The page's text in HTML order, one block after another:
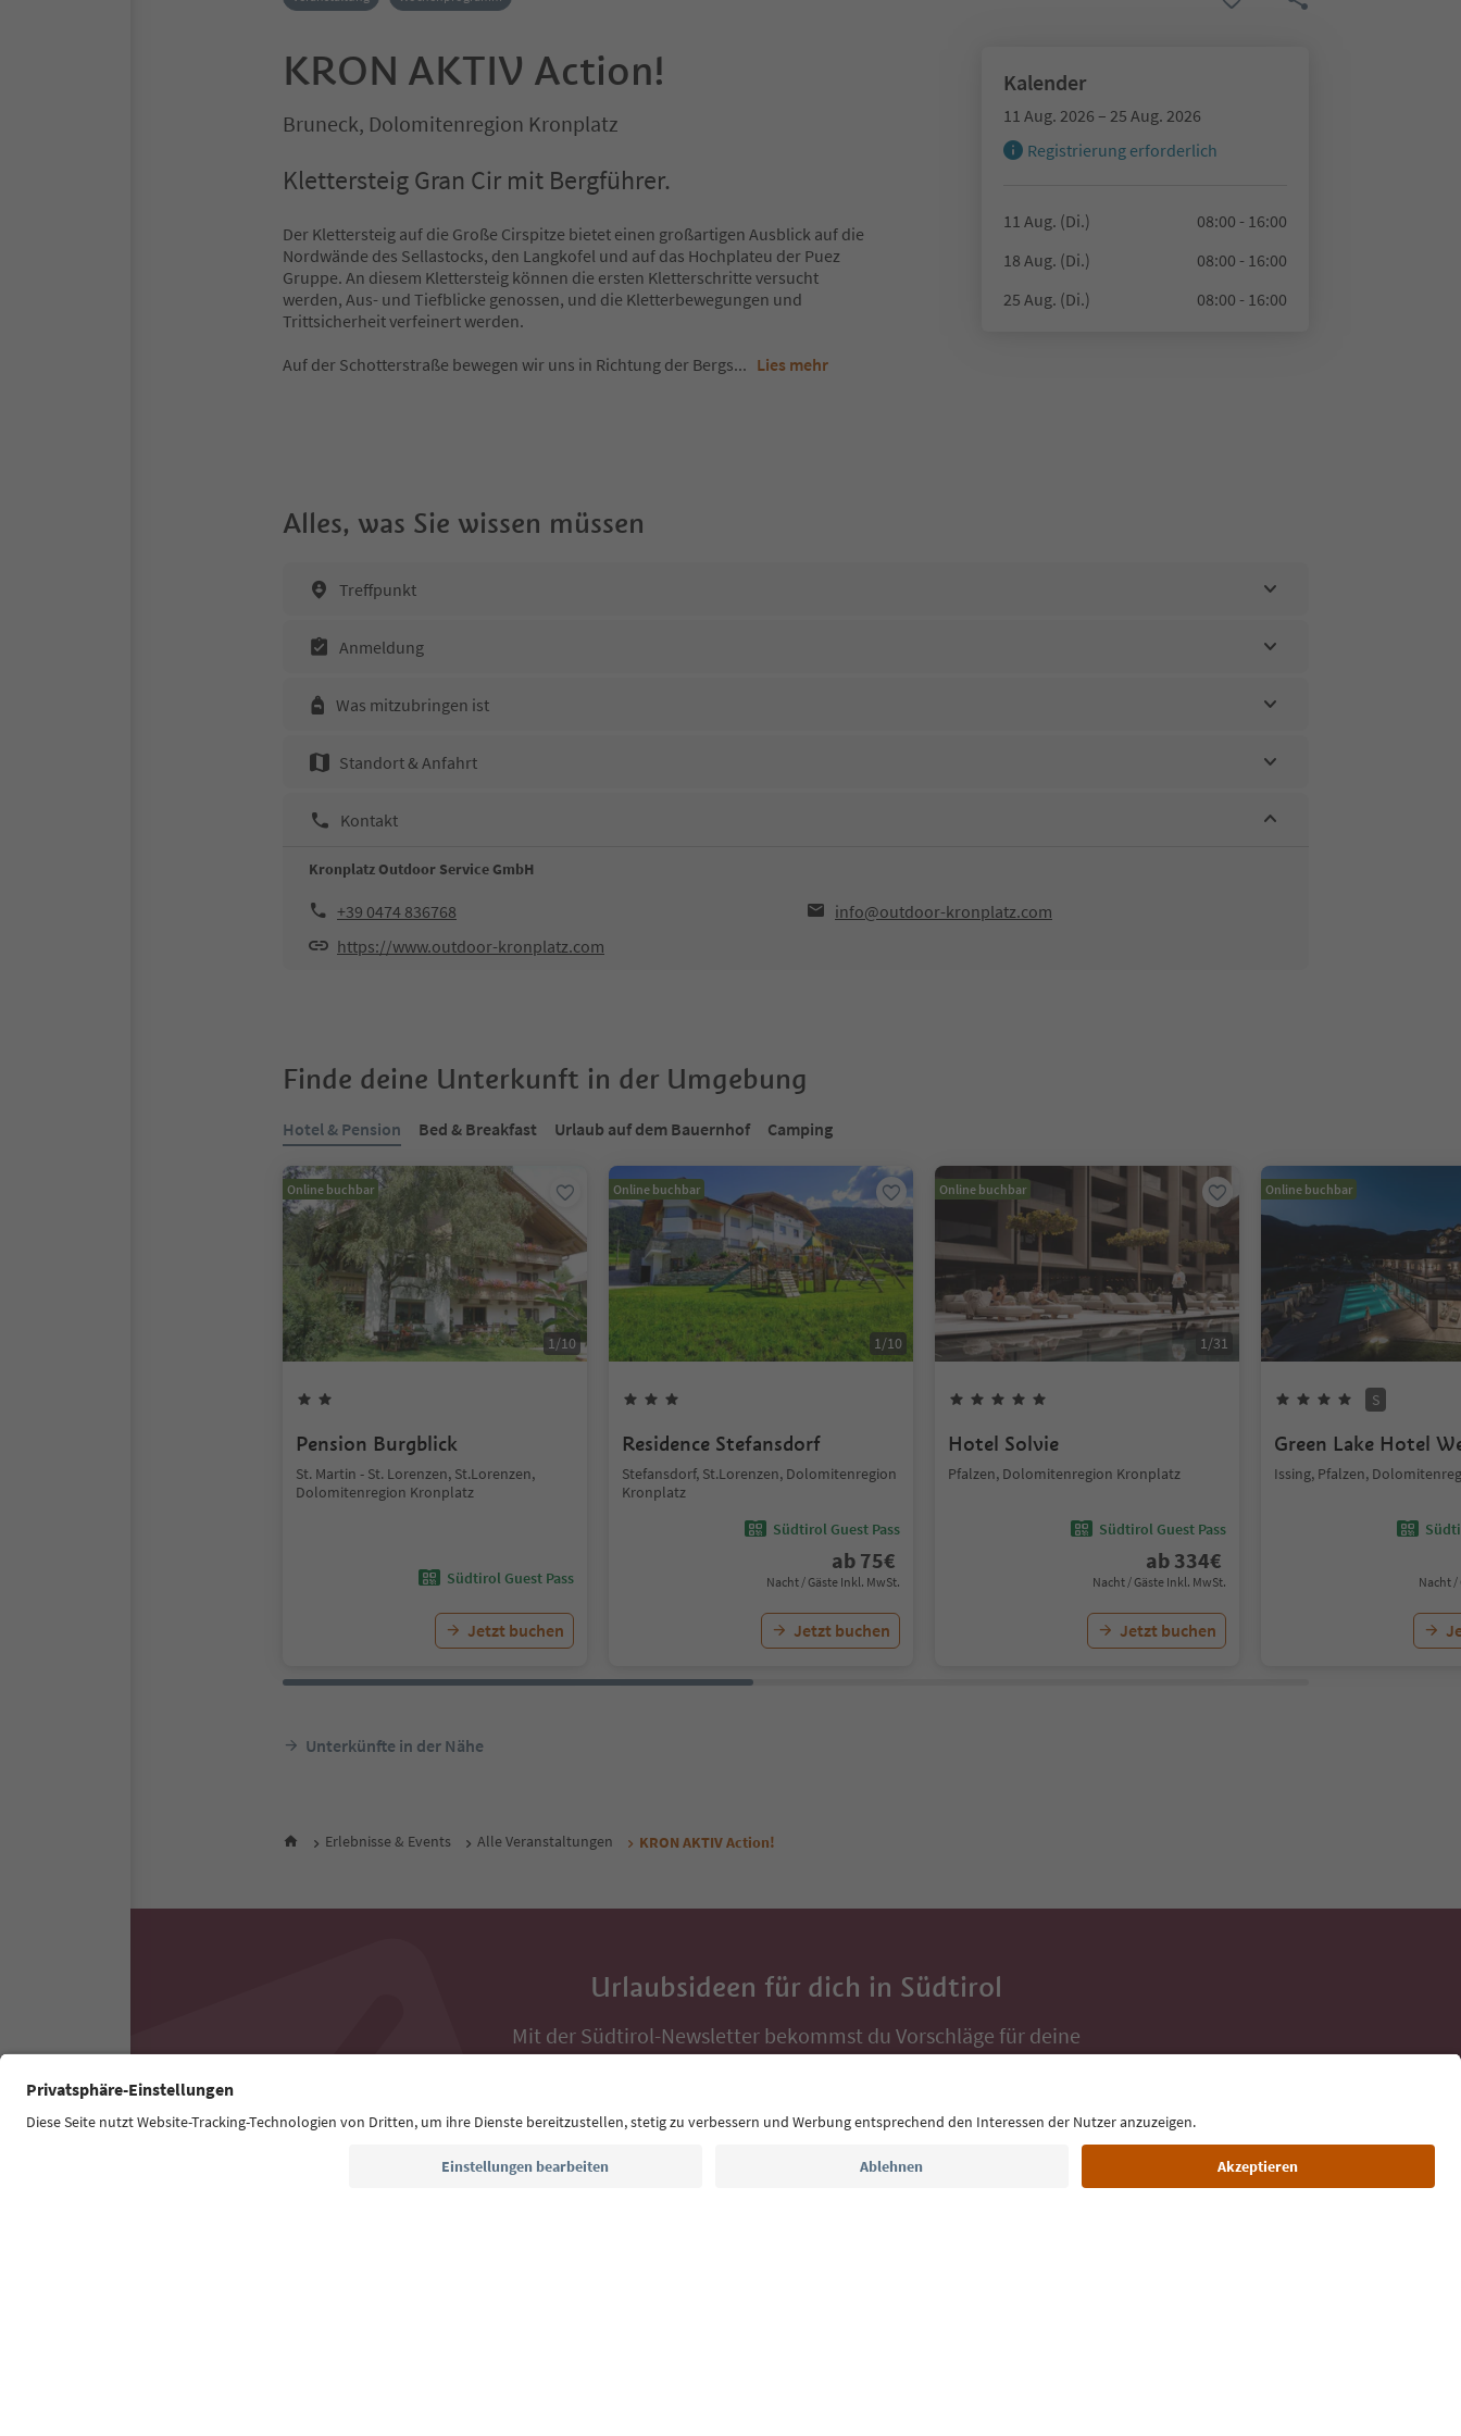
KRON AKTIV Action!
Bruneck, Dolomitenregion Kronplatz
Klettersteig Gran Cir mit Bergführer.
Der Klettersteig auf die Große Cirspitze bietet einen großartigen Ausblick auf die
Nordwände des Sellastocks, den Langkofel und auf das Hochplateu der Puez
Gruppe. An diesem Klettersteig können die ersten Kletterschritte versucht
werden, Aus- und Tiefblicke genossen, und die Kletterbewegungen und
Trittsicherheit verfeinert werden.
Auf der Schotterstraße bewegen wir uns in Richtung der Bergs... Lies mehr
Kalender
11 Aug. 2026 – 25 Aug. 2026
Registrierung erforderlich
11 Aug. (Di.)
08:00 - 16:00
18 Aug. (Di.)
08:00 - 16:00
25 Aug. (Di.)
08:00 - 16:00
Alles, was Sie wissen müssen
Treffpunkt
Anmeldung
Was mitzubringen ist
Standort & Anfahrt
Kontakt
Kronplatz Outdoor Service GmbH
+39 0474 836768
info@outdoor-kronplatz.com
https://www.outdoor-kronplatz.com
Finde deine Unterkunft in der Umgebung
Hotel & Pension Bed & Breakfast Urlaub auf dem Bauernhof Camping
Online buchbar
1/10
Pension Burgblick
St. Martin - St. Lorenzen, St.Lorenzen,
Dolomitenregion Kronplatz
Südtirol Guest Pass
Jetzt buchen
Online buchbar
1/10
Residence Stefansdorf
Stefansdorf, St.Lorenzen, Dolomitenregion
Kronplatz
Südtirol Guest Pass
ab 75€
Nacht / Gäste Inkl. MwSt.
Jetzt buchen
Online buchbar
1/31
Hotel Solvie
Pfalzen, Dolomitenregion Kronplatz
Südtirol Guest Pass
ab 334€
Nacht / Gäste Inkl. MwSt.
Jetzt buchen
Online buchbar
S
Green Lake Hotel
Issing, Pfalzen,
Nacht /
Unterkünfte in der Nähe
Erlebnisse & Events Alle Veranstaltungen KRON AKTIV Action!
Urlaubsideen für dich in Südtirol
Mit der Südtirol-Newsletter bekommst du Vorschläge für deine
Auszeit, Veranstaltungs-Tipps und typische Rezepte direkt ins
E-Mail Adresse